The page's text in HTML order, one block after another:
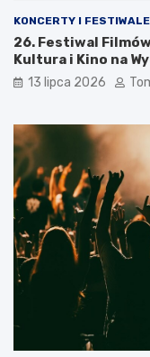
KONCERTY I FESTIWALE
26. Festiwal
Kultura i Kino na
13 lipca 2026